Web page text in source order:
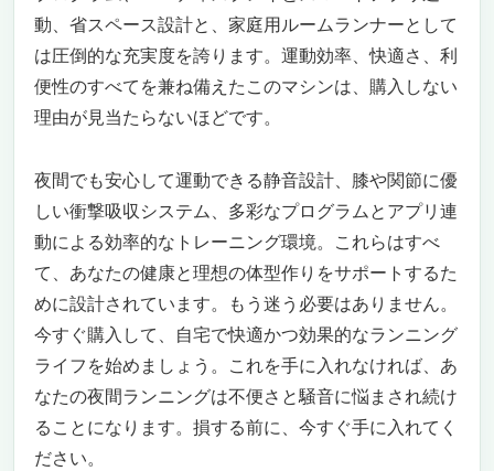
夜間ランニングもOK！静音モーター搭載ラン
ニングマシン「Horizon Omega Z」で自宅フィ
ットネスを極める
夜でも静かに、圧倒的パフォーマンスで走れ
る自宅ランニングマシン
を自宅に
バーチャルアプリ「@ZONE」で飽きずに続
けられる
信頼のメーカーと安心サポート
動、省スペース設計と、家庭用ルームランナーとして
は圧倒的な充実度を誇ります。運動効率、快適さ、利
便性のすべてを兼ね備えたこのマシンは、購入しない
理由が見当たらないほどです。
夜間でも安心して運動できる静音設計、膝や関節に優
しい衝撃吸収システム、多彩なプログラムとアプリ連
動による効率的なトレーニング環境。これらはすべ
て、あなたの健康と理想の体型作りをサポートするた
めに設計されています。もう迷う必要はありません。
今すぐ購入して、自宅で快適かつ効果的なランニング
ライフを始めましょう。これを手に入れなければ、あ
なたの夜間ランニングは不便さと騒音に悩まされ続け
ることになります。損する前に、今すぐ手に入れてく
ださい。